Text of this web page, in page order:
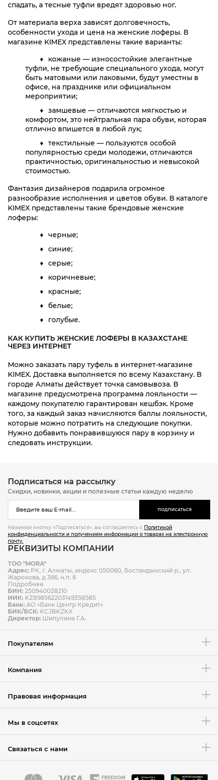
спадать, а тесные туфли вредят здоровью ног.
От материала верха зависят долговечность,
особенности ухода и цена на женские лоферы. В
магазине KIMEX представлены такие варианты:
кожаные — износостойкие элегантные
туфли, не требующие специального ухода, могут
быть матовыми или лаковыми, будут уместны в
офисе, на празднике или официальном
мероприятии;
замшевые — отличаются мягкостью и
комфортом, это нейтральная пара обуви, которая
отлично впишется в любой лук;
текстильные — пользуются особой
популярностью среди молодежи, отличаются
практичностью, оригинальностью и невысокой
стоимостью.
Фантазия дизайнеров подарила огромное
разнообразие исполнения и цветов обуви. В каталоге
KIMEX представлены такие брендовые женские
лоферы:
черные;
синие;
серые;
коричневые;
красные;
белые;
голубые.
КАК КУПИТЬ ЖЕНСКИЕ ЛОФЕРЫ В КАЗАХСТАНЕ
ЧЕРЕЗ ИНТЕРНЕТ
Можно заказать пару туфель в интернет-магазине
KIMEX. Доставка выполняется по всему Казахстану. В
городе Алматы действует точка самовывоза. В
магазине предусмотрена программа лояльности —
каждому покупателю гарантирован кешбэк. Кроме
того, за каждый заказ начисляются баллы лояльности,
которые можно потратить на следующие покупки.
Нужно добавить понравившуюся пару в корзину и
следовать инструкции.
Подписаться на рассылку
Скидки, новинки, акции и полезные статьи каждую неделю
ПОДПИСАТЬСЯ
Нажимая кнопку «Подписаться», вы соглашаетесь с Политикой
конфиденциальности и получением информации о товарах на электронную
почту.
РЕКВИЗИТЫ КОМПАНИИ
ТОО "MORA"
Адрес: РК, г. Алматы, индекс 050060, Бостандыкский р., ул.
Жарокова, д 366, н.п. 6
Подробнее
БИН: 250940028210
ИИК: KZ898562203149358585
Банк: АО «Банк Центр Кредит»
БИК/БСК: KCJBKZKX
Директор: Шипулина Г.А.
Покупателям
Компания
Правовая информация
Мы в соцсетях
Связаться с нами